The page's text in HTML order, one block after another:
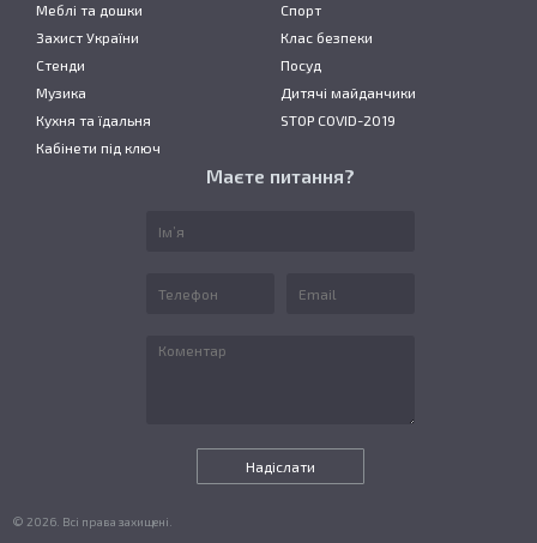
Меблі та дошки
Спорт
Захист України
Клас безпеки
Стенди
Посуд
Музика
Дитячі майданчики
Кухня та їдальня
STOP COVID-2019
Кабінети під ключ
Маєте питання?
© 2026. Всі права захищені.